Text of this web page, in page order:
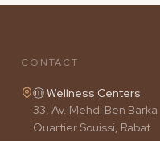
CONTACT
ⓜ Wellness Centers
33, Av. Mehdi Ben Barka
Quartier Souissi, Rabat